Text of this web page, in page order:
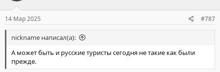
14 Мар 2025 #787
nickname написал(а):
А может быть и русские туристы сегодня не такие как были
прежде.